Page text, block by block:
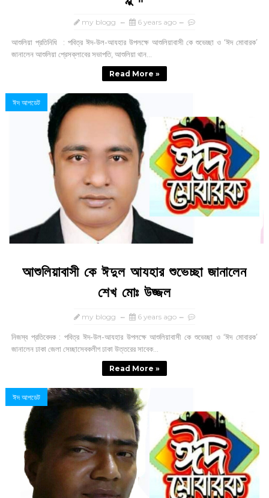
my blogg 6 years ago
আশুলিয়া প্রতিনিধি : পবিত্র ঈদ-উল-আযহার উপলক্ষে আশুলিয়াবাসী কে শুভেচ্ছা ও ‘ঈদ মোবারক’
জানালেন আশুলিয়া প্রেসক্লাবের সভাপতি, আশুলিয়া থান...
Read More »
ঈদ আপডেট
আশুলিয়াবাসী কে ঈদুল আযহার শুভেচ্ছা জানালেন
শেখ মোঃ উজ্জল
my blogg 6 years ago
নিজস্ব প্রতিবেদক : পবিত্র ঈদ-উল-আযহার উপলক্ষে আশুলিয়াবাসী কে শুভেচ্ছা ও ‘ঈদ মোবারক’
জানালেন ঢাকা জেলা সেচ্ছাসেবকলীগ ঢাকা উত্তরের সাবেক...
Read More »
ঈদ আপডেট